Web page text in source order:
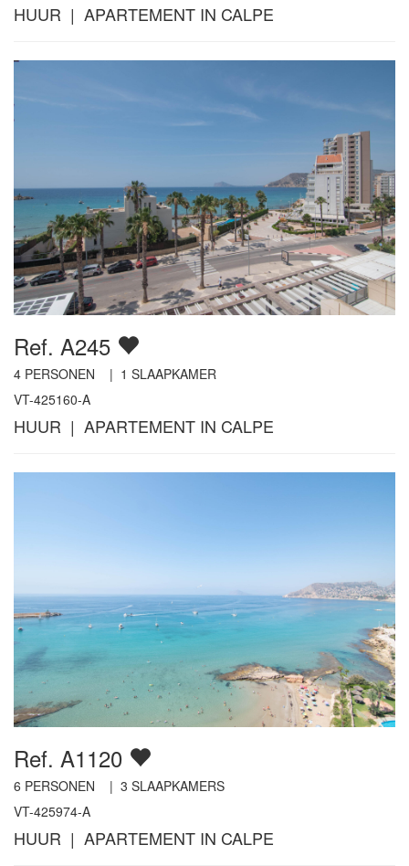
HUUR | APARTEMENT IN CALPE
Ref. A245
4 PERSONEN | 1 SLAAPKAMER
VT-425160-A
HUUR | APARTEMENT IN CALPE
Ref. A1120
6 PERSONEN | 3 SLAAPKAMERS
VT-425974-A
HUUR | APARTEMENT IN CALPE